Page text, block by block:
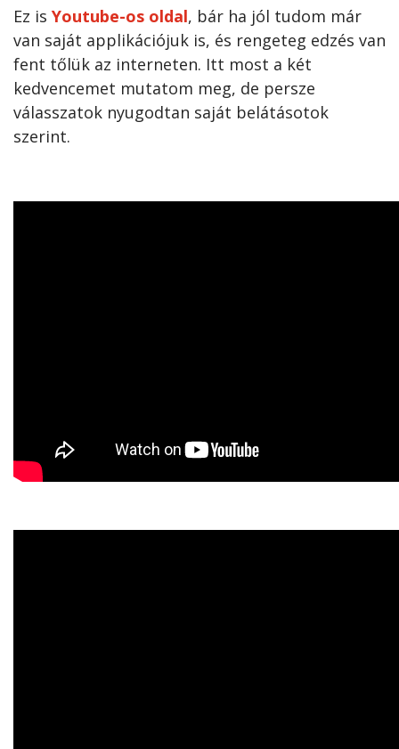
Ez is Youtube-os oldal, bár ha jól tudom már
van saját applikációjuk is, és rengeteg edzés van
fent tőlük az interneten. Itt most a két
kedvencemet mutatom meg, de persze
válasszatok nyugodtan saját belátásotok
szerint.